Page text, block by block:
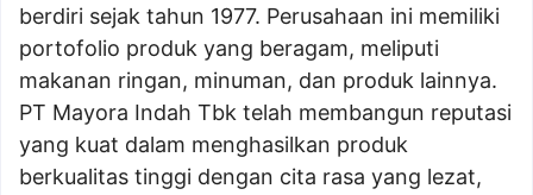
berdiri sejak tahun 1977. Perusahaan ini memiliki
portofolio produk yang beragam, meliputi
makanan ringan, minuman, dan produk lainnya.
PT Mayora Indah Tbk telah membangun reputasi
yang kuat dalam menghasilkan produk
berkualitas tinggi dengan cita rasa yang lezat,